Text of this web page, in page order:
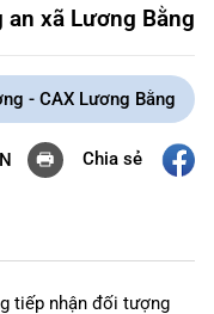
an xã Lương Bằng
- CAX Lương Bằng
Chia sẻ
tiếp nhận đối tượng